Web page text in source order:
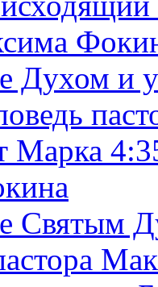
Духом и
Марка
Святым